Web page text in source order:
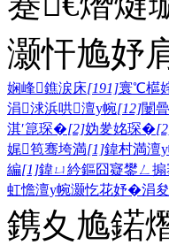
灏忓尯妤
娴峰鐎涙床[191]寰℃櫙
涓浗浜哄澶у帵[12]闄
淇′箟琛�[2]妫夎姳琛�
娓笣骞垮満[1]鍏村満澶
編[1]鍏ㄩ紟鏂囧寲鐢ㄥ
虹憺澶у帵灏忔花妤�涓
鎸夊尯鍩